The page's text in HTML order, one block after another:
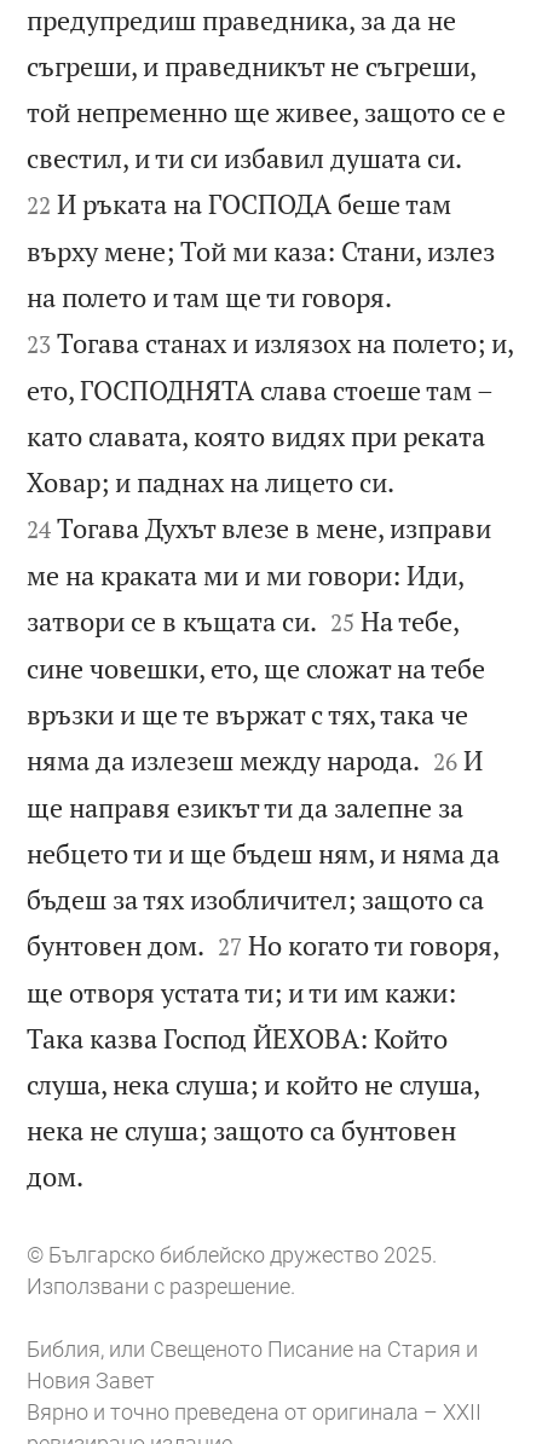
предупредиш праведника, за да не
съгреши, и праведникът не съгреши,
той непременно ще живее, защото се е
свестил, и ти си избавил душата си.
22 И ръката на ГОСПОДА беше там
върху мене; Той ми каза: Стани, излез
на полето и там ще ти говоря.
23 Тогава станах и излязох на полето; и,
ето, ГОСПОДНЯТА слава стоеше там –
като славата, която видях при реката
Ховар; и паднах на лицето си.
24 Тогава Духът влезе в мене, изправи
ме на краката ми и ми говори: Иди,
затвори се в къщата си. 

25 На тебе,
сине човешки, ето, ще сложат на тебе
връзки и ще те вържат с тях, така че
няма да излезеш между народа. 

26 И
ще направя езикът ти да залепне за
небцето ти и ще бъдеш ням, и няма да
бъдеш за тях изобличител; защото са
бунтовен дом. 

27 Но когато ти говоря,
ще отворя устата ти; и ти им кажи:
Така казва Господ ЙЕХОВА: Който
слуша, нека слуша; и който не слуша,
нека не слуша; защото са бунтовен
дом.
© Българско библейско дружество 2025.
Използвани с разрешение.
Библия, или Свещеното Писание на Стария и
Новия Завет
Вярно и точно преведена от оригинала – XXII